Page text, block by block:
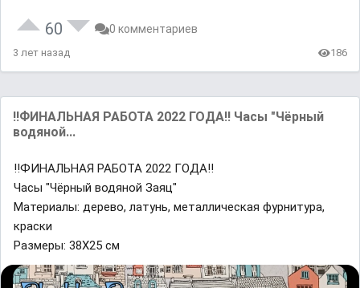
60 0 комментариев
3 лет назад 186
‼ФИНАЛЬНАЯ РАБОТА 2022 ГОДА‼ Часы "Чёрный
водяной...
‼ФИНАЛЬНАЯ РАБОТА 2022 ГОДА‼
Часы "Чёрный водяной Заяц"
Материалы: дерево, латунь, металлическая фурнитура,
краски
Размеры: 38Х25 см